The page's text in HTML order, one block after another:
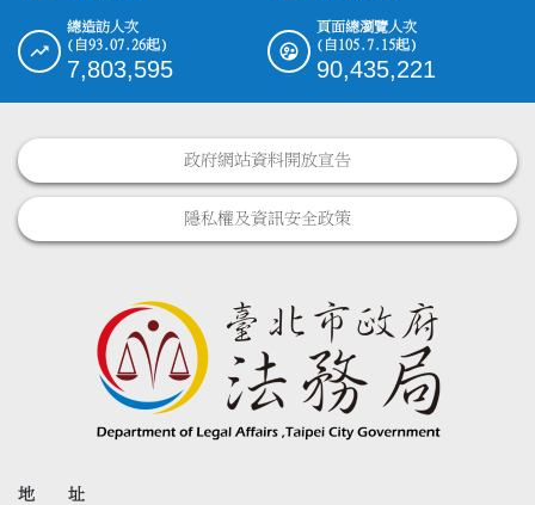
總造訪人次
(自93.07.26起)
7,803,595
頁面總瀏覽人次
(自105.7.15起)
90,435,221
政府網站資料開放宣告
隱私權及資訊安全政策
地 址